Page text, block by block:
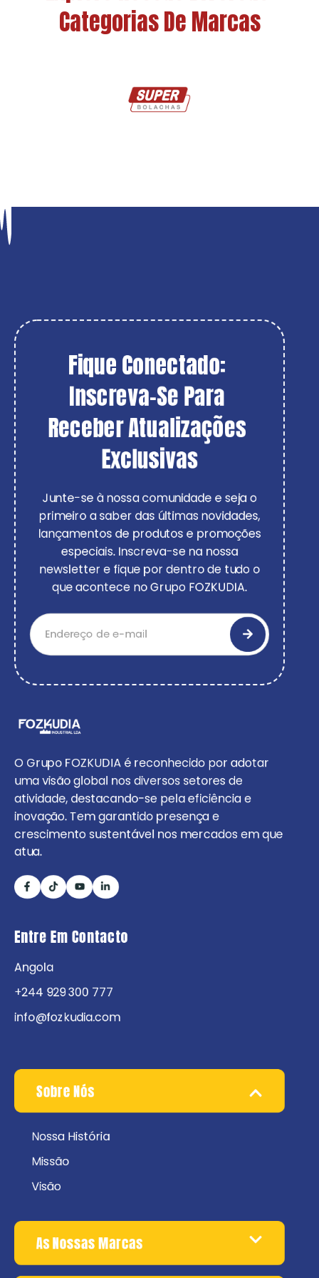
Categorias De Marcas
Fique Conectado:
Inscreva-Se Para
Receber Atualizações
Exclusivas
Junte-se à nossa comunidade e seja o
primeiro a saber das últimas novidades,
lançamentos de produtos e promoções
especiais. Inscreva-se na nossa
newsletter e fique por dentro de tudo o
que acontece no Grupo FOZKUDIA.
O Grupo FOZKUDIA é reconhecido por adotar
uma visão global nos diversos setores de
atividade, destacando-se pela eficiência e
inovação. Tem garantido presença e
crescimento sustentável nos mercados em que
atua.
Entre Em Contacto
Angola
+244 929 300 777
info@fozkudia.com
Sobre Nós
Nossa História
Missão
Visão
As Nossas Marcas